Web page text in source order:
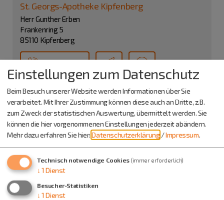
St. Georgs-Apotheke Kipfenberg
Herr Gunther Erben
Frankenring 5
85110 Kipfenberg
Einstellungen zum Datenschutz
Beim Besuch unserer Website werden Informationen über Sie
verarbeitet. Mit Ihrer Zustimmung können diese auch an Dritte, z.B.
zum Zweck der statistischen Auswertung, übermittelt werden. Sie
können die hier vorgenommenen Einstellungen jederzeit abändern.
Mehr dazu erfahren Sie hier:Datenschutzerklärung /Impressum.
Technisch notwendige Cookies (immer erforderlich)
↓ 1 Dienst
Besucher-Statistiken
↓ 1 Dienst